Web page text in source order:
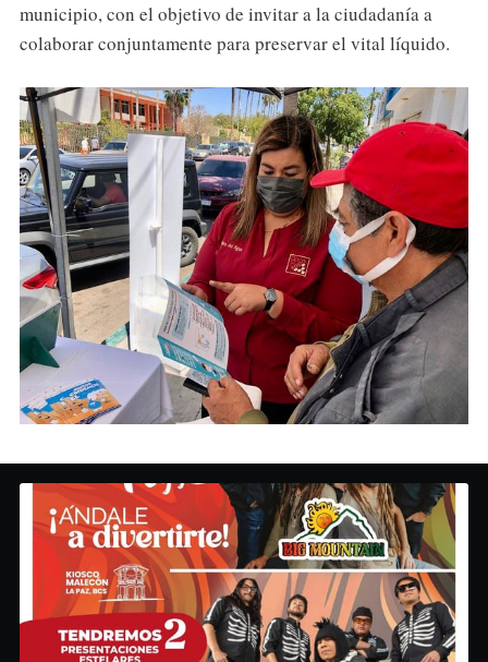
municipio, con el objetivo de invitar a la ciudadanía a
colaborar conjuntamente para preservar el vital líquido.